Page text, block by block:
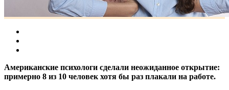
Американские психологи сделали неожиданное открытие:
примерно 8 из 10 человек хотя бы раз плакали на работе.